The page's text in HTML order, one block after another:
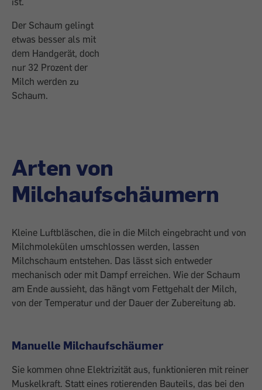
Der Schaum gelingt
etwas besser als mit
dem Handgerät, doch
nur 32 Prozent der
Milch werden zu
Schaum.
Arten von
Milchaufschäumern
Kleine Luftbläschen, die in die Milch eingebracht und von
Milchmolekülen umschlossen werden, lassen
Milchschaum entstehen. Das lässt sich entweder
mechanisch oder mit Dampf erreichen. Wie der Schaum
am Ende aussieht, das hängt vom Fettgehalt der Milch,
von der Temperatur und der Dauer der Zubereitung ab.
Manuelle Milchaufschäumer
Sie kommen ohne Elektrizität aus, funktionieren mit reiner
Muskelkraft. Statt eines rotierenden Bauteils, das bei den